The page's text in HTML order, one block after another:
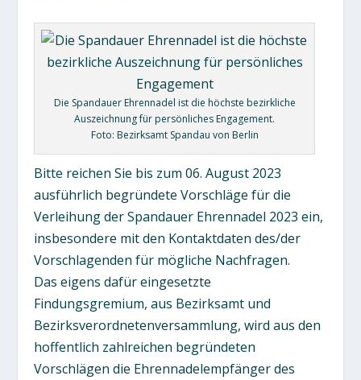
Die Spandauer Ehrennadel ist die höchste bezirkliche
Auszeichnung für persönliches Engagement.
Foto: Bezirksamt Spandau von Berlin
Bitte reichen Sie bis zum 06. August 2023
ausführlich begründete Vorschläge für die
Verleihung der Spandauer Ehrennadel 2023 ein,
insbesondere mit den Kontaktdaten des/der
Vorschlagenden für mögliche Nachfragen.
Das eigens dafür eingesetzte
Findungsgremium, aus Bezirksamt und
Bezirksverordnetenversammlung, wird aus den
hoffentlich zahlreichen begründeten
Vorschlägen die Ehrennadelempfänger des